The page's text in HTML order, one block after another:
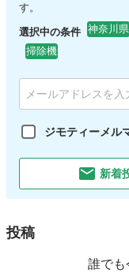
す。
選択中の条件 神奈川県
掃除機
ジモティーメル
新着
投稿
誰でも